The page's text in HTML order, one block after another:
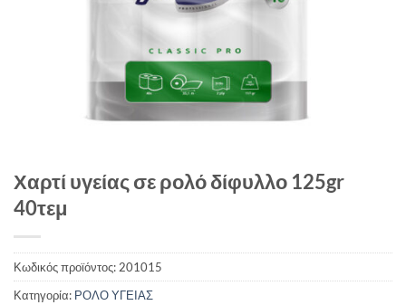
Χαρτί υγείας σε ρολό δίφυλλο 125gr
40τεμ
Κωδικός προϊόντος: 201015
Κατηγορία: ΡΟΛΟ ΥΓΕΙΑΣ